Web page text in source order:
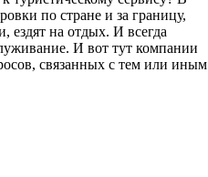
по стране и за границу,
ездят на отдых. И всегда
И вот тут компании
связанных с тем или иным